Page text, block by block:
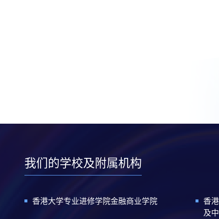
我们的学校及附属机构
香港大学专业进修学院金融商业学院
香
及